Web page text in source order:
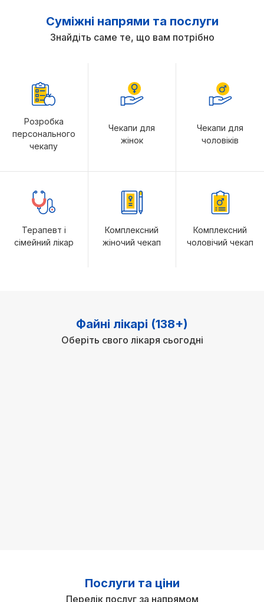
Суміжні напрями та послуги
Знайдіть саме те, що вам потрібно
Розробка
персонального
чекапу
Чекапи для
жінок
Чекапи для
чоловіків
Терапевт і
сімейний лікар
Комплексний
жіночий чекап
Комплексний
чоловічий чекап
Файні лікарі (138+)
Оберіть свого лікаря сьогодні
Послуги та ціни
Перелік послуг за напрямом